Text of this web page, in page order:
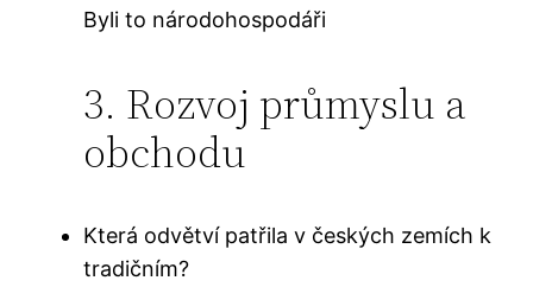
Byli to národohospodáři
3. Rozvoj průmyslu a
obchodu
Která odvětví patřila v českých zemích k
tradičním?